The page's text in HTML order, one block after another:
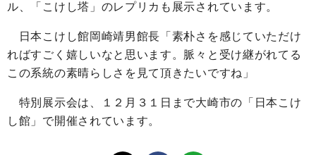
ル、「こけし塔」のレプリカも展示されています。
日本こけし館岡崎靖男館長「素朴さを感じていただけ
ればすごく嬉しいなと思います。脈々と受け継がれてる
この系統の素晴らしさを見て頂きたいですね」
特別展示会は、１２月３１日まで大崎市の「日本こけ
し館」で開催されています。